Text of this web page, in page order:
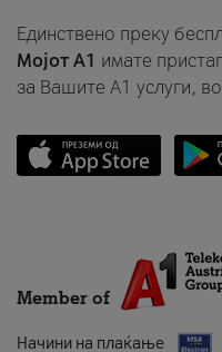
Единствено преку
Мојот A1 имате
за Вашите A1 услуги,
Member of
Начини на плаќање